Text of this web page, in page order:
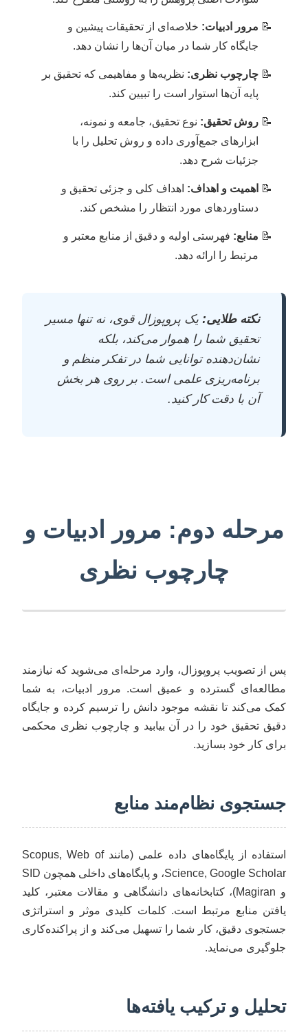
مرور ادبیات: خلاصه‌ای از تحقیقات پیشین و
جایگاه کار شما در میان آن‌ها را نشان دهد.
چارچوب نظری: نظریه‌ها و مفاهیمی که تحقیق بر
پایه آن‌ها استوار است را تبیین کند.
روش تحقیق: نوع تحقیق، جامعه و نمونه،
ابزارهای جمع‌آوری داده و روش تحلیل را با
جزئیات شرح دهد.
اهمیت و اهداف: اهداف کلی و جزئی تحقیق و
دستاوردهای مورد انتظار را مشخص کند.
منابع: فهرستی اولیه و دقیق از منابع معتبر و
مرتبط را ارائه دهد.
نکته طلایی: یک پروپوزال قوی، نه تنها مسیر
تحقیق شما را هموار می‌کند، بلکه
نشان‌دهنده توانایی شما در تفکر منظم و
برنامه‌ریزی علمی است. بر روی هر بخش
آن با دقت کار کنید.
مرحله دوم: مرور ادبیات و
چارچوب نظری
پس از تصویب پروپوزال، وارد مرحله‌ای می‌شوید که نیازمند
مطالعه‌ای گسترده و عمیق است. مرور ادبیات، به شما
کمک می‌کند تا نقشه موجود دانش را ترسیم کرده و جایگاه
دقیق تحقیق خود را در آن بیابید و چارچوب نظری محکمی
برای کار خود بسازید.
جستجوی نظام‌مند منابع
استفاده از پایگاه‌های داده علمی (مانند Scopus, Web of
Science, Google Scholar، و پایگاه‌های داخلی همچون SID
و Magiran)، کتابخانه‌های دانشگاهی و مقالات معتبر، کلید
یافتن منابع مرتبط است. کلمات کلیدی موثر و استراتژی
جستجوی دقیق، کار شما را تسهیل می‌کند و از پراکنده‌کاری
جلوگیری می‌نماید.
تحلیل و ترکیب یافته‌ها